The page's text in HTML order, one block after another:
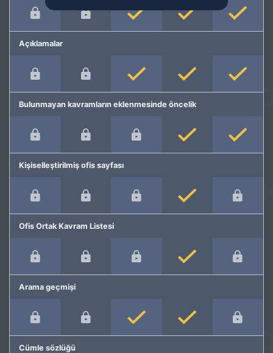
Açıklamalar
Bulunmayan kavramların eklenmesinde öncelik
Kişiselleştirilmiş ofis sayfası
Ofis Ortak Kavram Listesi
Arama geçmişi
Cümle sözlüğü